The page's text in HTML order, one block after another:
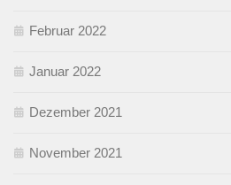
Februar 2022
Januar 2022
Dezember 2021
November 2021